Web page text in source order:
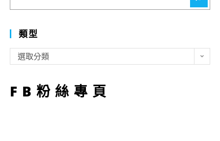
類型
型
選取分類
FB粉絲專頁